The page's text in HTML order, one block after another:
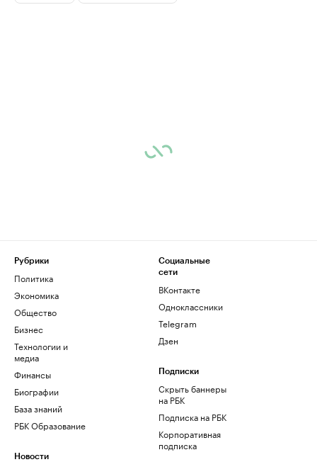
Рубрики
Политика
Экономика
Общество
Бизнес
Технологии и
медиа
Финансы
Биографии
База знаний
РБК Образование
Новости
Социальные
сети
ВКонтакте
Одноклассники
Telegram
Дзен
Подписки
Скрыть баннеры
на РБК
Подписка на РБК
Корпоративная
подписка